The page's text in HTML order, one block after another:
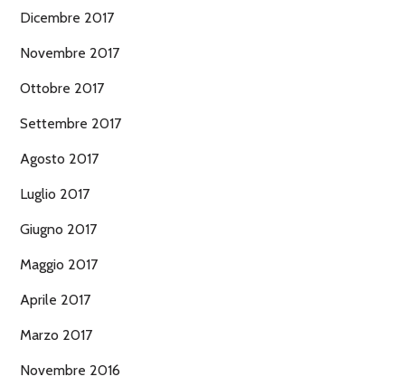
Dicembre 2017
Novembre 2017
Ottobre 2017
Settembre 2017
Agosto 2017
Luglio 2017
Giugno 2017
Maggio 2017
Aprile 2017
Marzo 2017
Novembre 2016